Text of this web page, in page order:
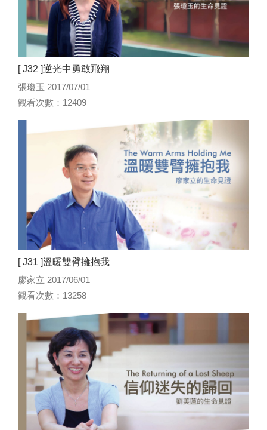
[ J32 ]逆光中勇敢飛翔
張瓊玉 2017/07/01
觀看次數：12409
[ J31 ]溫暖雙臂擁抱我
廖家立 2017/06/01
觀看次數：13258